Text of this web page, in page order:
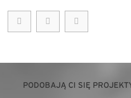
PODOBAJĄ CI SIĘ